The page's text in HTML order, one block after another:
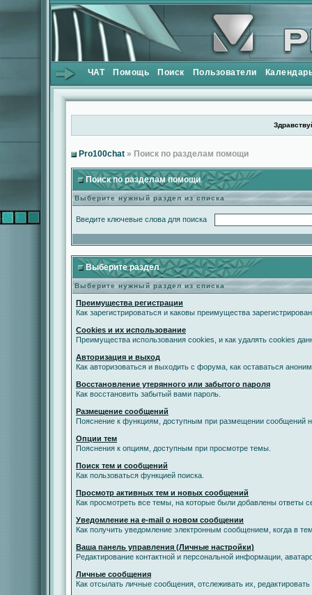
ЧАТ Помощь Поиск Пользователи
Pro100chat » Поиск по разделам помощи
Поиск по разделам помощи
Выберите нужный раздел из списка
Введите ключевые слова для поиска
Выберите раздел
Выберите нужный раздел из списка
Преимущества регистрации
Как зарегистрироваться и каковы преимущества
Cookies и их использование
Преимущества использования cookies, и как удалять cookies
Авторизация и выход
Как авторизоваться и выходить с форума, как оставаться
Восстановление утерянного или забытого пароля
Как восстановить забытый вами пароль.
Размещение сообщений
Пояснение к функциям, доступным при размещении сообщений
Опции тем
Пояснения к опциям, доступным при просмотре темы.
Поиск тем и сообщений
Как пользоваться функцией поиска.
Просмотр активных тем и новых сообщений
Как просмотреть все темы, на которые были добавлены ответы
Уведомление на е-mail о новом сообщении
Как получить уведомление электронным сообщением, когда в
Ваша панель управления (Личные настройки)
Редактирование контактной и персональной информации,
Личные сообщения
Как отсылать личные сообщения, отслеживать их,